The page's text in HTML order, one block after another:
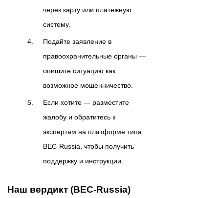
через карту или платежную
систему.
Подайте заявление в
правоохранительные органы —
опишите ситуацию как
возможное мошенничество.
Если хотите — разместите
жалобу и обратитесь к
экспертам на платформе типа
BEC-Russia, чтобы получить
поддержку и инструкции.
Наш вердикт (BEC-Russia)